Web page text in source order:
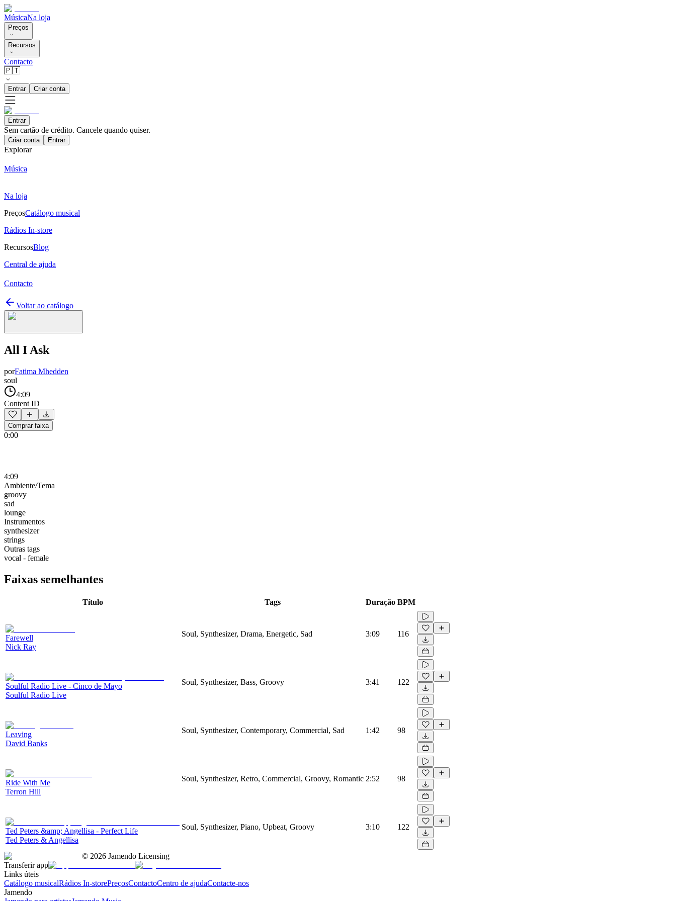
MúsicaNa loja
Preços
Recursos
Contacto
🇵🇹
Entrar Criar conta
Entrar
Sem cartão de crédito. Cancele quando quiser.
Criar conta Entrar
Explorar
Música
Na loja
PreçosCatálogo musical
Rádios In-store
RecursosBlog
Central de ajuda
Contacto
Voltar ao catálogo
All I Ask
porFatima Mhedden
soul
4:09
Content ID
Comprar faixa
0:00
4:09
Ambiente/Tema
groovy
sad
lounge
Instrumentos
synthesizer
strings
Outras tags
vocal - female
Faixas semelhantes
Título Tags Duração BPM
Farewell
Nick Ray
Soul, Synthesizer, Drama, Energetic, Sad 3:09 116
Soulful Radio Live - Cinco de Mayo
Soulful Radio Live
Soul, Synthesizer, Bass, Groovy 3:41 122
Leaving
David Banks
Soul, Synthesizer, Contemporary, Commercial, Sad 1:42 98
Ride With Me
Terron Hill
Soul, Synthesizer, Retro, Commercial, Groovy, Romantic 2:52 98
Ted Peters &amp; Angellisa - Perfect Life
Ted Peters & Angellisa
Soul, Synthesizer, Piano, Upbeat, Groovy 3:10 122
© 2026 Jamendo Licensing
Transferir app
Links úteis
Catálogo musicalRádios In-storePreçosContactoCentro de ajudaContacte-nos
Jamendo